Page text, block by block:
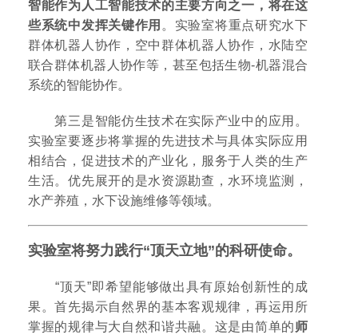
智能作为人工智能技术的主要方向之一，将在这
些系统中发挥关键作用 。实验室将重点研究水下
群体机器人协作，空中群体机器人协作，水陆空
联合群体机器人协作等，甚至包括生物-机器混合
系统的智能协作。
第三是智能仿生技术在实际产业中的应用。
实验室要逐步将掌握的先进技术与具体实际应用
相结合，促进技术的产业化，服务于人类的生产
生活。优先展开的是水资源勘查，水环境监测，
水产养殖，水下设施维修等领域。
实验室将努力践行“顶天立地”的科研使命。
“顶天”即希望能够做出具有原始创新性的成
果。首先揭示自然界的基本客观规律，再运用所
掌握的规律与大自然和谐共融。这是由简单的师